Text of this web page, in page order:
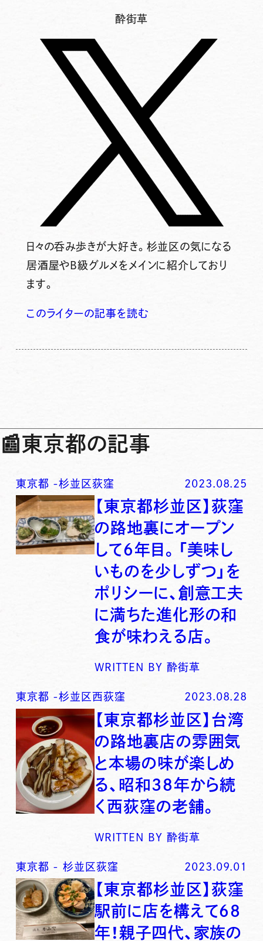
酔街草
日々の呑み歩きが大好き。杉並区の気になる
居酒屋やB級グルメをメインに紹介しており
ます。
このライターの記事を読む
📰東京都の記事
東京都 -杉並区荻窪 2023.08.25
【東京都杉並区】荻窪
の路地裏にオープン
して６年目。「美味し
いものを少しずつ」を
ポリシーに、創意工夫
に満ちた進化形の和
食が味わえる店。
WRITTEN BY 酔街草
東京都 -杉並区西荻窪 2023.08.28
【東京都杉並区】台湾
の路地裏店の雰囲気
と本場の味が楽しめ
る、昭和３８年から続
く西荻窪の老舗。
WRITTEN BY 酔街草
東京都 - 杉並区荻窪 2023.09.01
【東京都杉並区】荻窪
駅前に店を構えて６８
年！親子四代、家族の